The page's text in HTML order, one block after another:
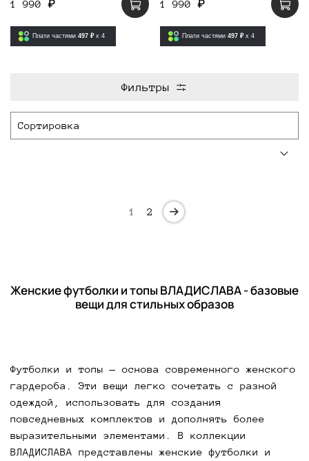
1 990 ₽
Плати частями 497 ₽ x 4
1 990 ₽
Плати частями 497 ₽ x 4
Фильтры
1 2
Женские футболки и топы ВЛАДИСЛАВА - базовые
вещи для стильных образов
Футболки и топы — основа современного женского
гардероба. Эти вещи легко сочетать с разной
одеждой, использовать для создания
повседневных комплектов и дополнять более
выразительными элементами. В коллекции
ВЛАДИСЛАВА представлены женские футболки и